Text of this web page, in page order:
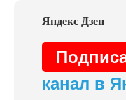
канал в